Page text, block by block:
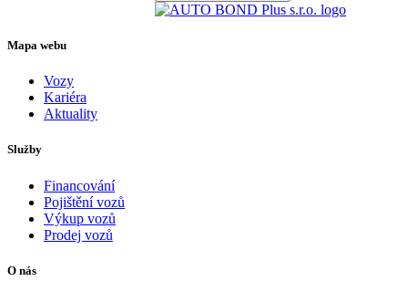
Mapa webu
Vozy
Kariéra
Aktuality
Služby
Financování
Pojištění vozů
Výkup vozů
Prodej vozů
O nás